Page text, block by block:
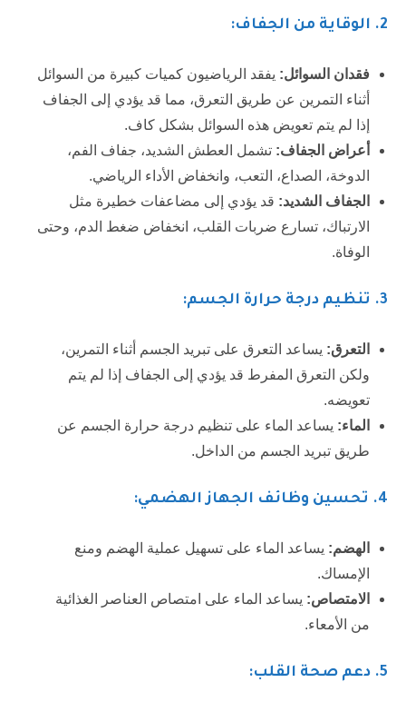
2. الوقاية من الجفاف:
فقدان السوائل: يفقد الرياضيون كميات كبيرة من السوائل
أثناء التمرين عن طريق التعرق، مما قد يؤدي إلى الجفاف
إذا لم يتم تعويض هذه السوائل بشكل كاف.
أعراض الجفاف: تشمل العطش الشديد، جفاف الفم،
الدوخة، الصداع، التعب، وانخفاض الأداء الرياضي.
الجفاف الشديد: قد يؤدي إلى مضاعفات خطيرة مثل
الارتباك، تسارع ضربات القلب، انخفاض ضغط الدم، وحتى
الوفاة.
3. تنظيم درجة حرارة الجسم:
التعرق: يساعد التعرق على تبريد الجسم أثناء التمرين،
ولكن التعرق المفرط قد يؤدي إلى الجفاف إذا لم يتم
تعويضه.
الماء: يساعد الماء على تنظيم درجة حرارة الجسم عن
طريق تبريد الجسم من الداخل.
4. تحسين وظائف الجهاز الهضمي:
الهضم: يساعد الماء على تسهيل عملية الهضم ومنع
الإمساك.
الامتصاص: يساعد الماء على امتصاص العناصر الغذائية
من الأمعاء.
5. دعم صحة القلب: